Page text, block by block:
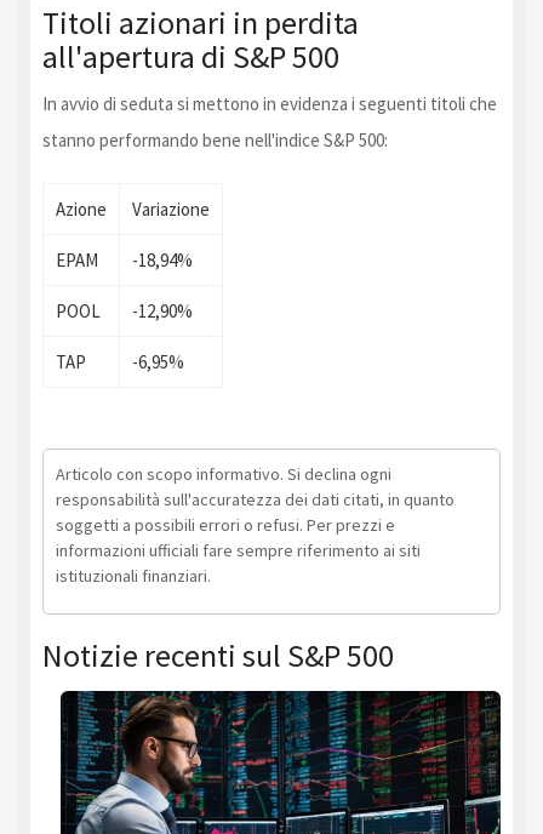
Titoli azionari in perdita
all'apertura di S&P 500
In avvio di seduta si mettono in evidenza i seguenti titoli che
stanno performando bene nell'indice S&P 500:
Azione Variazione
EPAM -18,94%
POOL -12,90%
TAP -6,95%
Articolo con scopo informativo. Si declina ogni
responsabilità sull'accuratezza dei dati citati, in quanto
soggetti a possibili errori o refusi. Per prezzi e
informazioni ufficiali fare sempre riferimento ai siti
istituzionali finanziari.
Notizie recenti sul S&P 500